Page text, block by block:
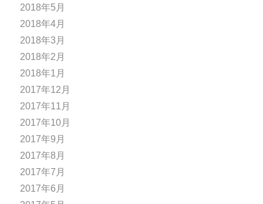
2018年5月
2018年4月
2018年3月
2018年2月
2018年1月
2017年12月
2017年11月
2017年10月
2017年9月
2017年8月
2017年7月
2017年6月